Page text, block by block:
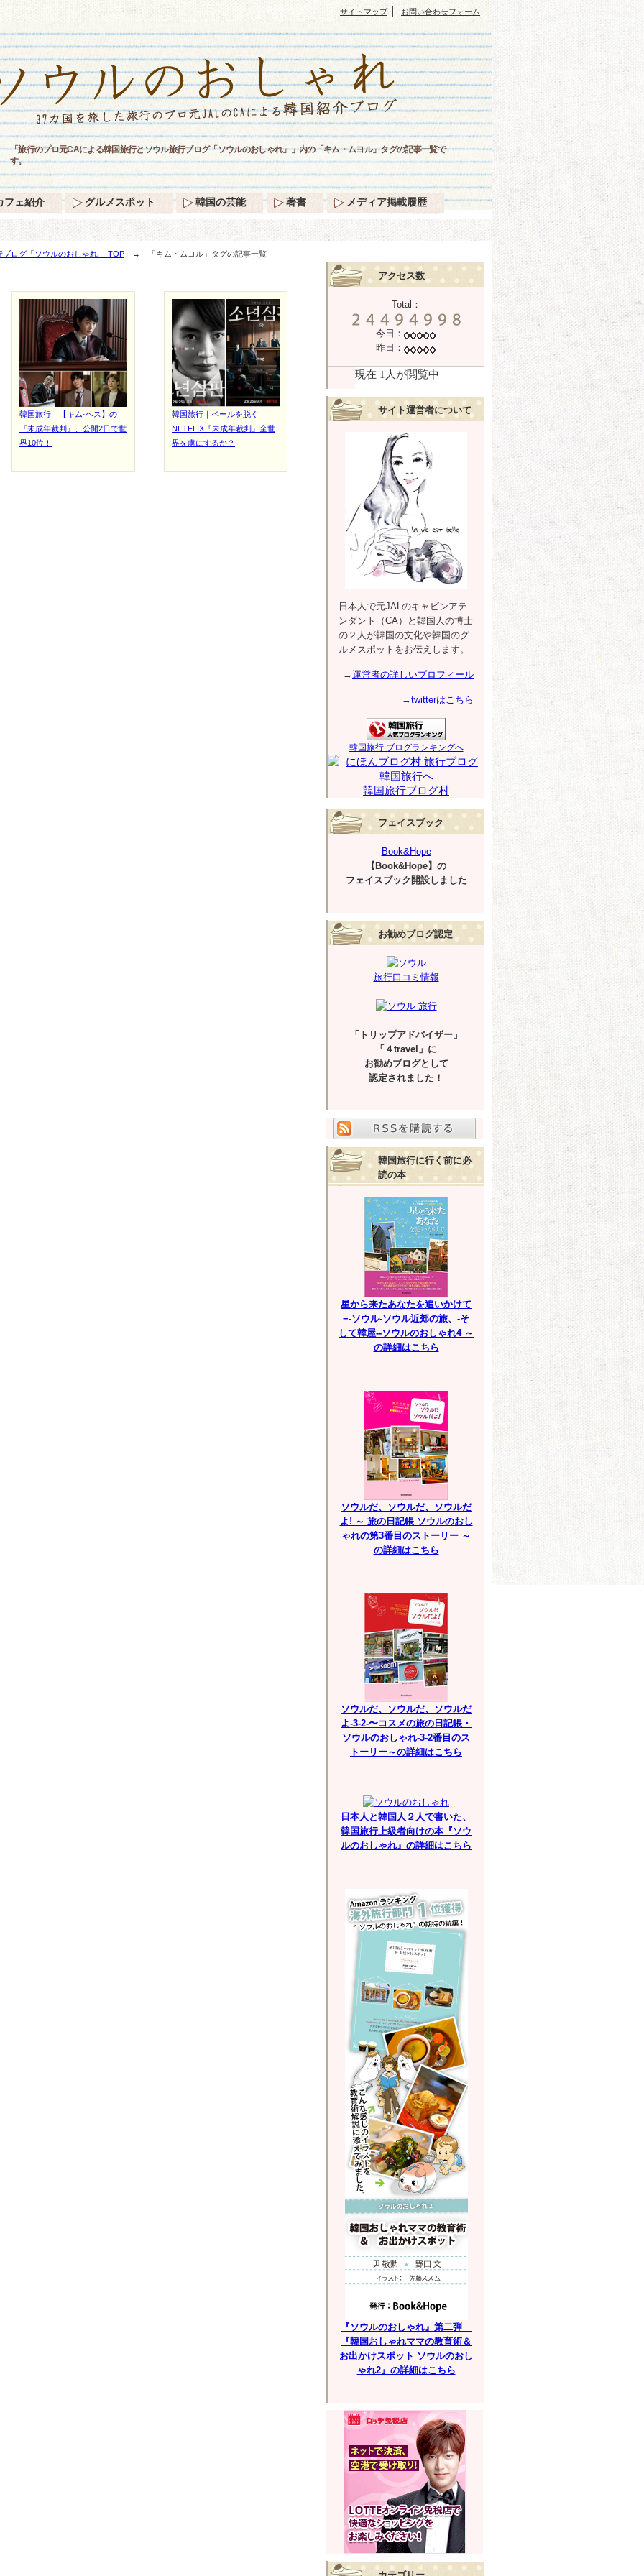
ログ「ソウルのおしゃれ」 TOP → 「キム・ムヨル」タグの記事一覧
韓国旅行｜【キム·ヘス】の
『未成年裁判』、公開2日で世
界10位！
韓国旅行｜ベールを脱ぐ
NETFLIX『未成年裁判』全世
界を虜にするか？
アクセス数
Total：
今日：
昨日：
サイト運営者について
日本人で元JALのキャビンアテ
ンダント（CA）と韓国人の博士
の２人が韓国の文化や韓国のグ
ルメスポットをお伝えします。
→運営者の詳しいプロフィール
→twitterはこちら
韓国旅行 ブログランキングへ
韓国旅行ブログ村
フェイスブック
Book&Hope
【Book&Hope】の
フェイスブック開設しました
お勧めブログ認定
旅行口コミ情報
「トリップアドバイザー」
「４travel」に
お勧めブログとして
認定されました！
韓国旅行に行く前に必
読の本
星から来たあなたを追いかけて
−-ソウル-ソウル近郊の旅、-そ
して韓屋--ソウルのおしゃれ4 ～
の詳細はこちら
ソウルだ、ソウルだ、ソウルだ
よ! ～ 旅の日記帳 ソウルのおし
ゃれの第3番目のストーリー ～
の詳細はこちら
ソウルだ、ソウルだ、ソウルだ
よ-3-2-〜コスメの旅の日記帳・
ソウルのおしゃれ-3-2番目のス
トーリー～の詳細はこちら
日本人と韓国人２人で書いた、
韓国旅行上級者向けの本『ソウ
ルのおしゃれ』の詳細はこちら
『ソウルのおしゃれ』第二弾
『韓国おしゃれママの教育術＆
お出かけスポット ソウルのおし
ゃれ2』の詳細はこちら
「旅行のプロ元CAによる韓国旅行とソウル旅行ブログ「ソウルのおしゃれ」」内の「キム・ムヨル」タグの記事一覧で
す。
サイトマップ｜ お問い合わせフォーム
フェ紹介 グルメスポット 韓国の芸能 著書 メディア掲載履歴